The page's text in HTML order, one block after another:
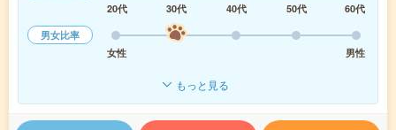
20代
30代 40代 50代
60代
男女比率
女性
男性
もっと見る